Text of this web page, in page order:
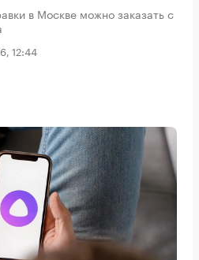
в Москве можно заказать с
12:44